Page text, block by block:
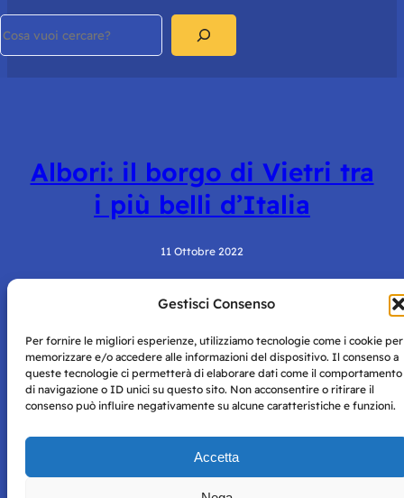
Gestisci Consenso
Per fornire le migliori esperienze, utilizziamo tecnologie come i cookie per
memorizzare e/o accedere alle informazioni del dispositivo. Il consenso a
queste tecnologie ci permetterà di elaborare dati come il comportamento
di navigazione o ID unici su questo sito. Non acconsentire o ritirare il
consenso può influire negativamente su alcune caratteristiche e funzioni.
Accetta
Albori: il borgo di Vietri tra
i più belli d’Italia
11 Ottobre 2022
Napoli con autorizzazione numero 38 del 25/9/2019.
Tutte le immagini e i contenuti su questo sito sono forniti